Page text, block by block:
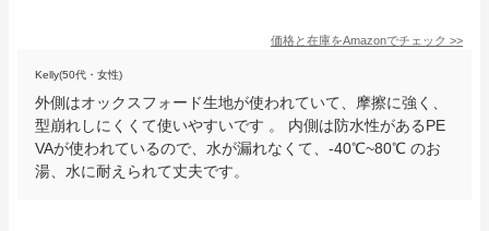
価格と在庫をAmazonでチェック >>
Kelly(50代・女性)
外側はオックスフォード生地が使われていて、摩擦に強く、
型崩れしにくくて使いやすいです 。 内側は防水性があるPE
VAが使われているので、水が漏れなくて、-40℃~80℃ のお
湯、水に耐えられて丈夫です。